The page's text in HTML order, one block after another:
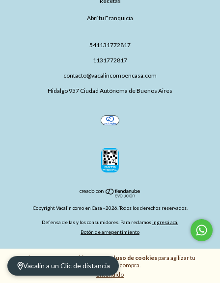
Al navegar por este sitioaceptás el uso de cookiespara agilizar tu
experiencia de compra.
Entendido
Vacalin a un Clic de distancia
Abrí tu Franquicia
541131772817
1131772817
contacto@vacalincomoencasa.com
Hidalgo 957 Ciudad Autónoma de Buenos Aires
Copyright Vacalin como en Casa - 2026. Todos los derechos reservados.
Defensa de las y los consumidores. Para reclamosingresá acá.
Botón de arrepentimiento